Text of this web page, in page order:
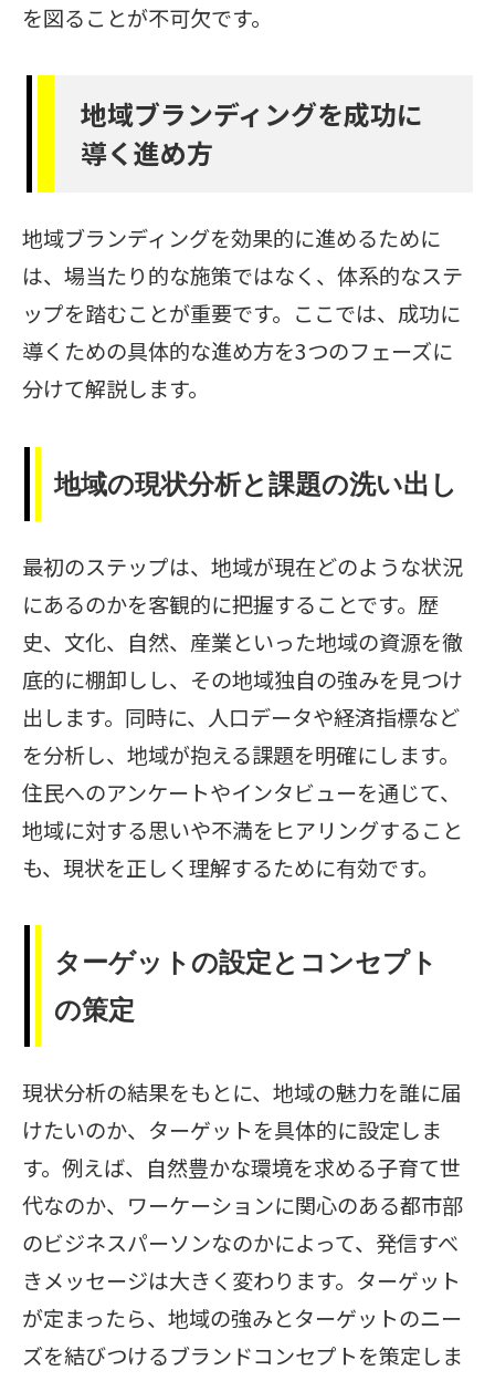
を図ることが不可欠です。
地域ブランディングを成功に
導く進め方
地域ブランディングを効果的に進めるために
は、場当たり的な施策ではなく、体系的なステ
ップを踏むことが重要です。ここでは、成功に
導くための具体的な進め方を3つのフェーズに
分けて解説します。
地域の現状分析と課題の洗い出し
最初のステップは、地域が現在どのような状況
にあるのかを客観的に把握することです。歴
史、文化、自然、産業といった地域の資源を徹
底的に棚卸しし、その地域独自の強みを見つけ
出します。同時に、人口データや経済指標など
を分析し、地域が抱える課題を明確にします。
住民へのアンケートやインタビューを通じて、
地域に対する思いや不満をヒアリングすること
も、現状を正しく理解するために有効です。
ターゲットの設定とコンセプト
の策定
現状分析の結果をもとに、地域の魅力を誰に届
けたいのか、ターゲットを具体的に設定しま
す。例えば、自然豊かな環境を求める子育て世
代なのか、ワーケーションに関心のある都市部
のビジネスパーソンなのかによって、発信すべ
きメッセージは大きく変わります。ターゲット
が定まったら、地域の強みとターゲットのニー
ズを結びつけるブランドコンセプトを策定しま